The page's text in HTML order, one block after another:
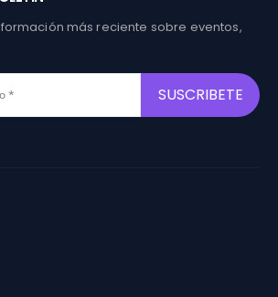
más reciente sobre eventos,